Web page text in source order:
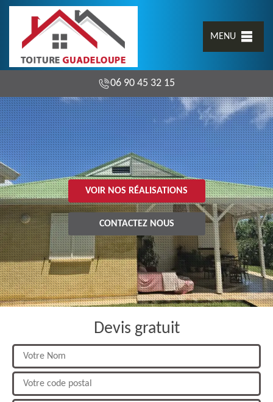
MENU
06 90 45 32 15
VOIR NOS RÉALISATIONS
CONTACTEZ NOUS
Devis gratuit